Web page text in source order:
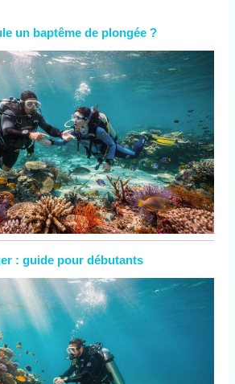
un baptême de plongée ?
: guide pour débutants